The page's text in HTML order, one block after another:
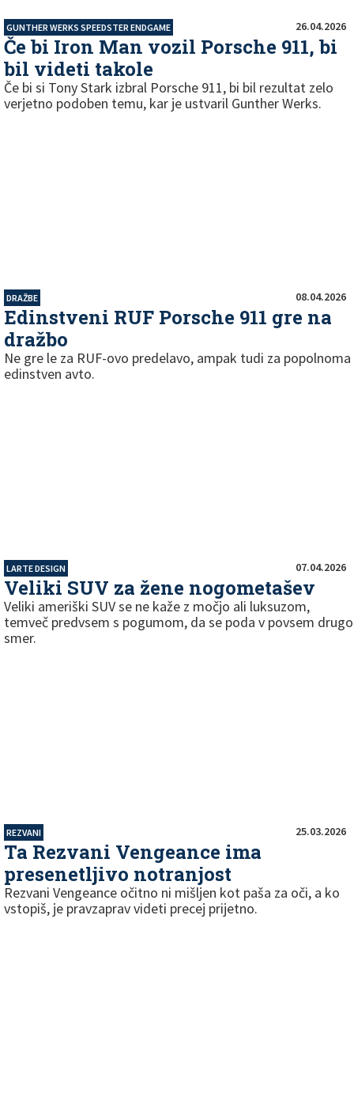
GUNTHER WERKS SPEEDSTER ENDGAME 26.04.2026
Če bi Iron Man vozil Porsche 911, bi
bil videti takole
Če bi si Tony Stark izbral Porsche 911, bi bil rezultat zelo
verjetno podoben temu, kar je ustvaril Gunther Werks.
DRAŽBE 08.04.2026
Edinstveni RUF Porsche 911 gre na
dražbo
Ne gre le za RUF-ovo predelavo, ampak tudi za popolnoma
edinstven avto.
LARTE DESIGN 07.04.2026
Veliki SUV za žene nogometašev
Veliki ameriški SUV se ne kaže z močjo ali luksuzom,
temveč predvsem s pogumom, da se poda v povsem drugo
smer.
REZVANI 25.03.2026
Ta Rezvani Vengeance ima
presenetljivo notranjost
Rezvani Vengeance očitno ni mišljen kot paša za oči, a ko
vstopiš, je pravzaprav videti precej prijetno.